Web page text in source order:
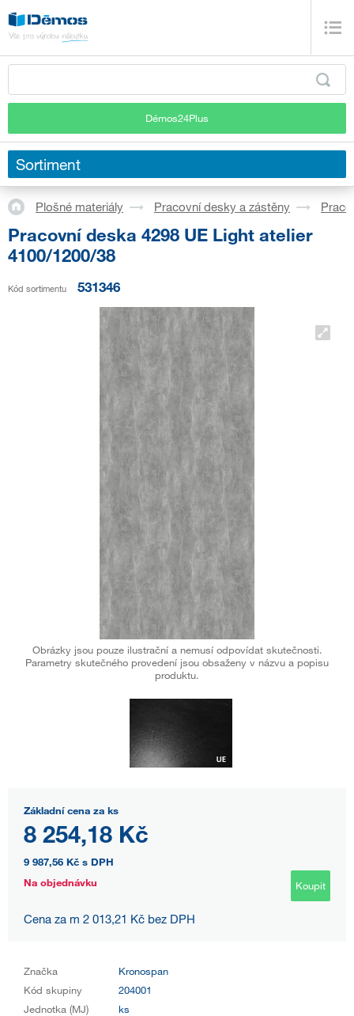
Démos24Plus
Sortiment
Plošné materiály Pracovní desky a zástěny
Pracovní deska 4298 UE Light atelier
4100/1200/38
Kód sortimentu 531346
Obrázky jsou pouze ilustrační a nemusí odpovídat skutečnosti.
Parametry skutečného provedení jsou obsaženy v názvu a popisu
produktu.
Základní cena za ks
8 254,18 Kč
9 987,56 Kč s DPH
Na objednávku
Koupit
Cena za m 2 013,21 Kč bez DPH
Značka
Kronospan
Kód skupiny
204001
Jednotka (MJ)
ks